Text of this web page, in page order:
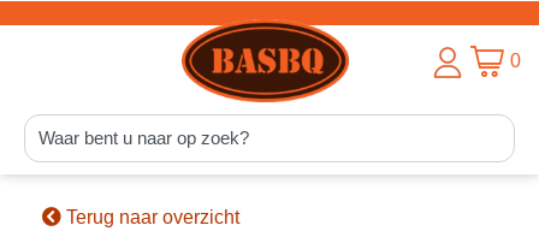
0
Terug naar overzicht